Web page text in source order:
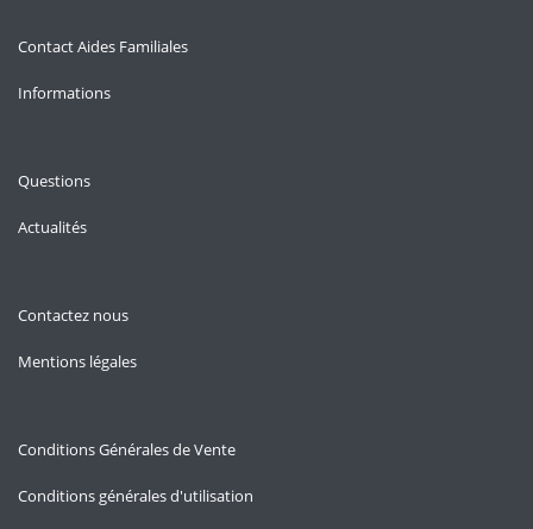
Contact Aides Familiales
Informations
Questions
Actualités
Contactez nous
Mentions légales
Conditions Générales de Vente
Conditions générales d'utilisation